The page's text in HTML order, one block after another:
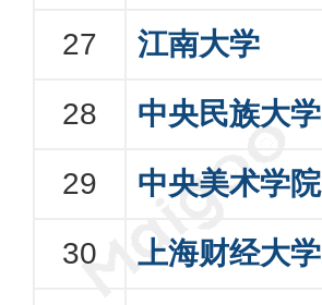
江南大学
中央民族大学
中央美术学院
上海财经大学